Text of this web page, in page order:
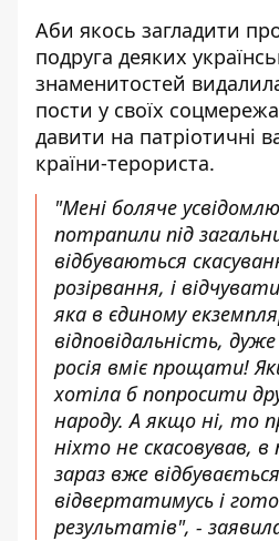
Аби якось загладити
подруга деяких
знаменитостей
пости у своїх
давити на патріотичні
країни-терориста.
"Мені боляче
потрапили під
відбуваються
розірвання, і
яка в єдиному
відповідальність,
росія вміє прощати!
хотіла б попросити
народу. А якщо ні, то
ніхто не скасовував,
зараз вже
відвертатимусь і
результатів", -